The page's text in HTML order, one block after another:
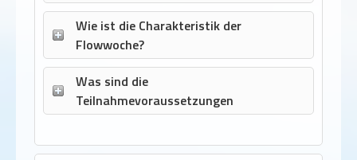
Wie ist die Charakteristik der
Flowwoche?
Was sind die
Teilnahmevoraussetzungen